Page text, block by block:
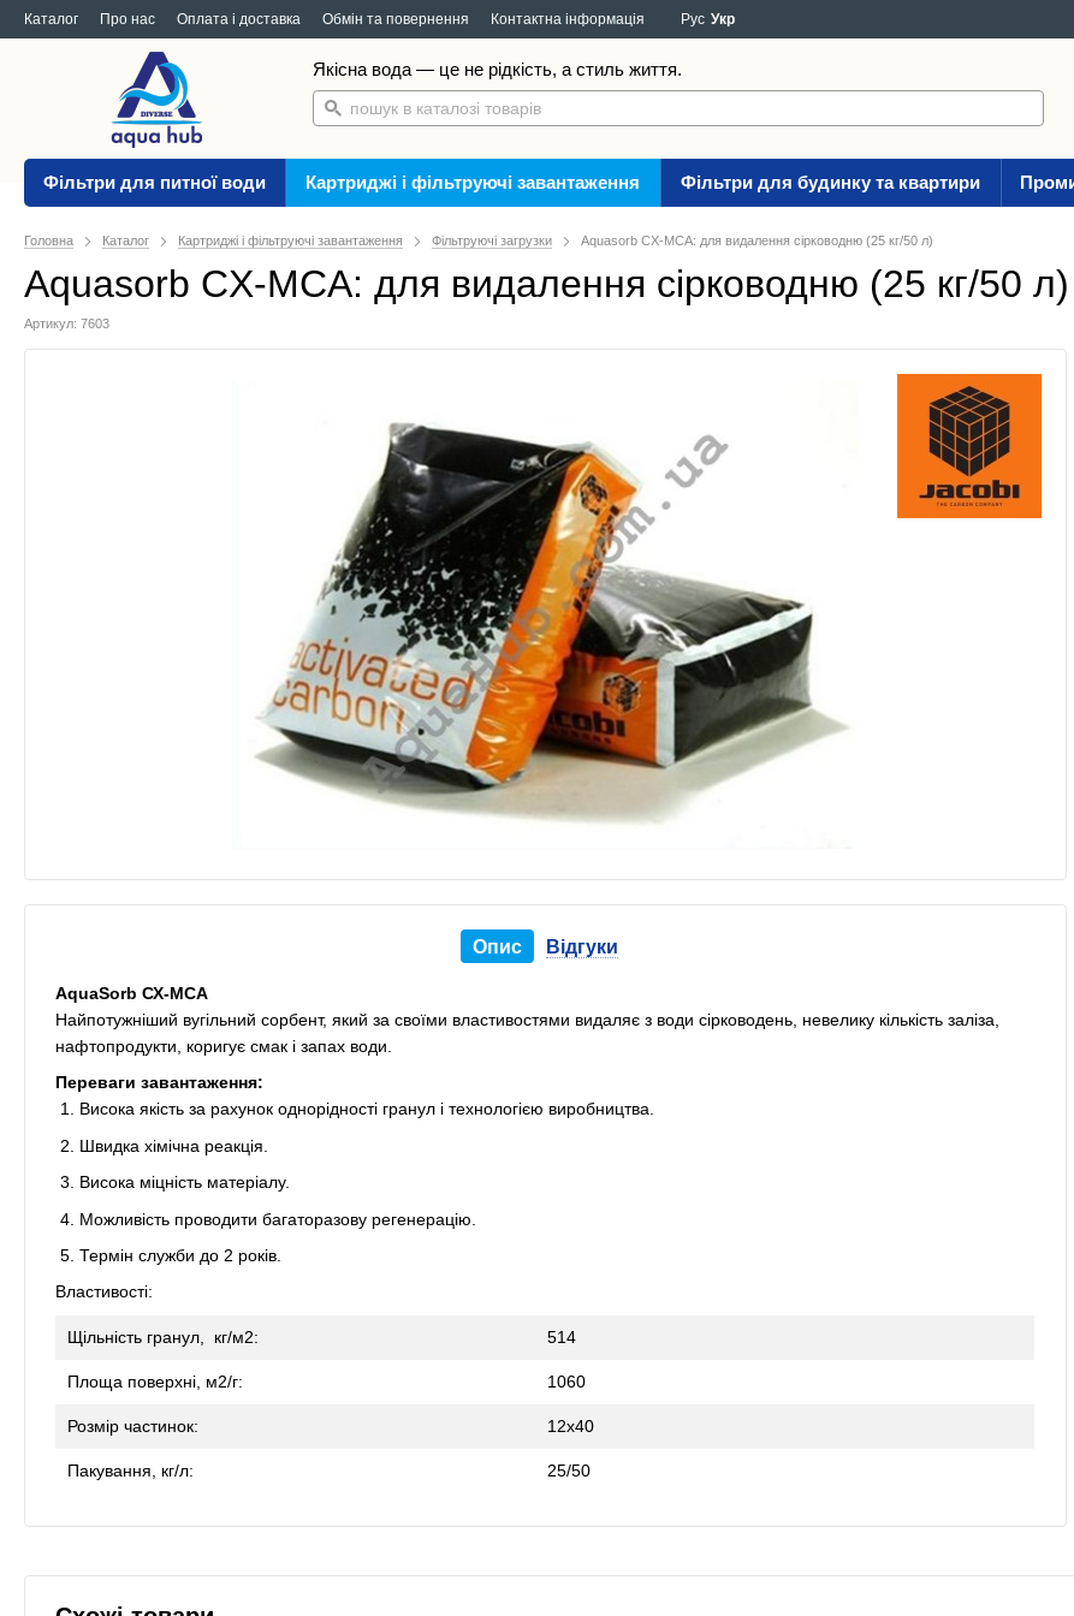
Каталог Про нас Оплата і доставка Обмін та повернення Контактна інформація Рус Укр
Якісна вода — це не рідкість, а стиль життя.
Фільтри для питної води Картриджі і фільтруючі завантаження Фільтри для будинку та квартири
Головна Каталог Картриджі і фільтруючі завантаження Фільтруючі загрузки Aquasorb CX-MCA: для видалення сірководню (25 кг/50 л)
Aquasorb CX-MCA: для видалення сірководню (25 кг/50 л)
Артикул: 7603
Опис Відгуки
AquaSorb СХ-МСА
Найпотужніший вугільний сорбент, який за своїми властивостями видаляє з води сірководень, невелику кількість заліза,
нафтопродукти, коригує смак і запах води.
Переваги завантаження:
Висока якість за рахунок однорідності гранул і технологією виробництва.
Швидка хімічна реакція.
Висока міцність матеріалу.
Можливість проводити багаторазову регенерацію.
Термін служби до 2 років.
Властивості:
Щільність гранул, кг/м2: 514
Площа поверхні, м2/г: 1060
Розмір частинок: 12х40
Пакування, кг/л: 25/50